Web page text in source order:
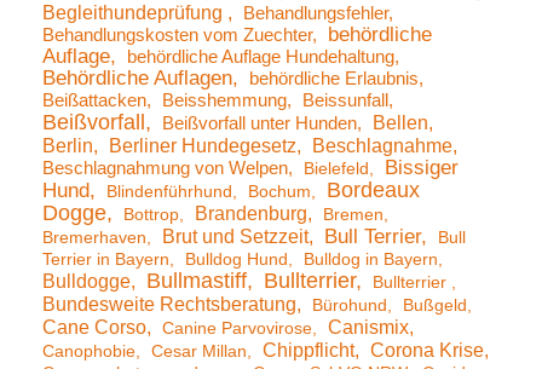
Begleithundeprüfung
Behandlungsfehler
Behandlungskosten vom Zuechter
behördliche
Auflage
behördliche Auflage Hundehaltung
Behördliche Auflagen
behördliche Erlaubnis
Beißattacken
Beisshemmung Beissunfall
Beißvorfall Beißvorfall unter Hunden
Bellen
Berlin
Berliner Hundegesetz Beschlagnahme
Beschlagnahmung von Welpen Bielefeld
Bissiger
Hund
Blindenführhund Bochum
Bordeaux
Dogge
Bottrop Brandenburg
Bremen
Bremerhaven
Brut und Setzzeit Bull Terrier
Bull
Terrier in Bayern
Bulldog Hund Bulldog in Bayern
Bulldogge Bullmastiff Bullterrier Bullterrier
Bundesweite Rechtsberatung Bürohund Bußgeld
Cane Corso Canine Parvovirose Canismix
Canophobie Cesar Millan Chippflicht Corona Krise